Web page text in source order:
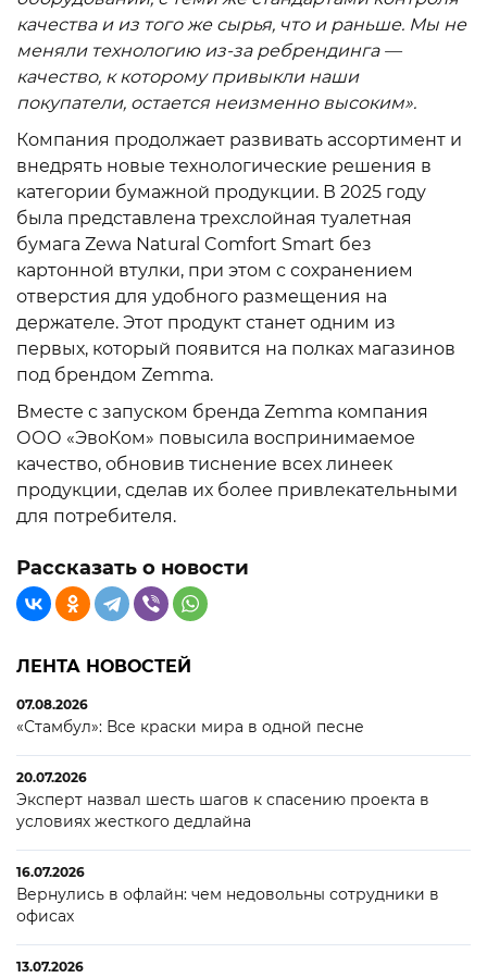
качества и из того же сырья, что и раньше. Мы не
меняли технологию из-за ребрендинга —
качество, к которому привыкли наши
покупатели, остается неизменно высоким».
Компания продолжает развивать ассортимент и
внедрять новые технологические решения в
категории бумажной продукции. В 2025 году
была представлена трехслойная туалетная
бумага Zewa Natural Comfort Smart без
картонной втулки, при этом с сохранением
отверстия для удобного размещения на
держателе. Этот продукт станет одним из
первых, который появится на полках магазинов
под брендом Zemma.
Вместе с запуском бренда Zemma компания
ООО «ЭвоКом» повысила воспринимаемое
качество, обновив тиснение всех линеек
продукции, сделав их более привлекательными
для потребителя.
Рассказать о новости
ЛЕНТА НОВОСТЕЙ
07.08.2026
«Стамбул»: Все краски мира в одной песне
20.07.2026
Эксперт назвал шесть шагов к спасению проекта в
условиях жесткого дедлайна
16.07.2026
Вернулись в офлайн: чем недовольны сотрудники в
офисах
13.07.2026